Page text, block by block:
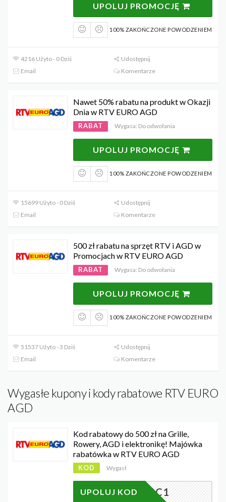
UPOLUJ PROMOCJĘ
100% ZAKOŃCZONE POWODZENIEM
4216 Użyto - 0 Dziś
Udostępnij
Email
Komentarze
Nawet 50% rabatu na produkt w Okazji
Dnia w RTV EURO AGD
RABAT Wygasa: Do odwołania
UPOLUJ PROMOCJĘ
100% ZAKOŃCZONE POWODZENIEM
15699 Użyto - 0 Dziś
Udostępnij
Email
Komentarze
500 zł rabatu na sprzęt RTV i AGD w
Promocjach w RTV EURO AGD
RABAT Wygasa: Do odwołania
UPOLUJ PROMOCJĘ
100% ZAKOŃCZONE POWODZENIEM
51537 Użyto - 3 Dziś
Udostępnij
Email
Komentarze
Wygasłe kupony i kody rabatowe RTV EURO
AGD
Kod rabatowy do 500 zł na Grille,
Rowery, AGD i elektronikę! Majówka
rabatówka w RTV EURO AGD
KOD Wygasł
260526C1
UPOLUJ KOD